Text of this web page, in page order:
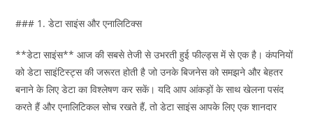
### 1. डेटा साइंस और एनालिटिक्स
**डेटा साइंस** आज की सबसे तेजी से उभरती हुई फील्ड्स में से एक है। कंपनियों
को डेटा साइंटिस्ट्स की जरूरत होती है जो उनके बिजनेस को समझने और बेहतर
बनाने के लिए डेटा का विश्लेषण कर सकें। यदि आप आंकड़ों के साथ खेलना पसंद
करते हैं और एनालिटिकल सोच रखते हैं, तो डेटा साइंस आपके लिए एक शानदार